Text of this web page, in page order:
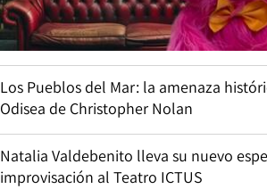
Los Pueblos del Mar: la amenaza
Odisea de Christopher Nolan
Natalia Valdebenito lleva su nuevo
improvisación al Teatro ICTUS